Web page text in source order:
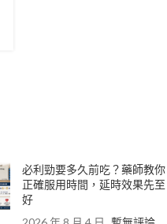
必利勁要多久前吃？藥師教你
正確服用時間，延時效果先至
好